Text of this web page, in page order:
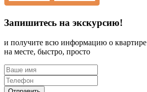
Запишитесь на экскурсию!
и получите всю информацию о квартире
на месте, быстро, просто